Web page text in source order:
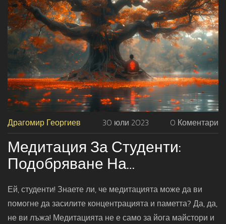
Драгомир Георгиев 30 юли 2023 0 Коментари
Медитация За Студенти:
Подобряване На
Концентрацията И Паметта
Ей, студенти! Знаете ли, че медитацията може да ви
помогне да засилите концентрацията и паметта? Да, да,
не ви лъжа! Медитацията не е само за йога майстори и